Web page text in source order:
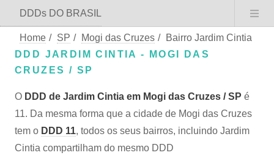
DDDs DO BRASIL
Home / SP / Mogi das Cruzes /
Bairro Jardim Cintia
DDD JARDIM CINTIA - MOGI DAS
CRUZES / SP
O DDD de Jardim Cintia em Mogi das Cruzes / SP é
11. Da mesma forma que a cidade de Mogi das Cruzes
tem o DDD 11, todos os seus bairros, incluindo Jardim
Cintia compartilham do mesmo DDD